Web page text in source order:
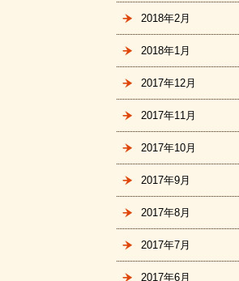
2018年2月
2018年1月
2017年12月
2017年11月
2017年10月
2017年9月
2017年8月
2017年7月
2017年6月